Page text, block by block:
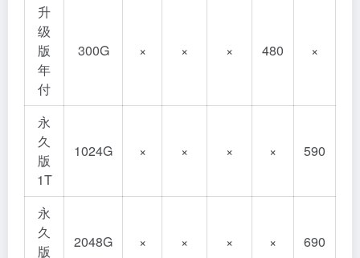
升
级
版
年
付
300G × × × 480 ×
永
久
版
1T
1024G × × × × 590
永
久
版
2048G × × × × 690